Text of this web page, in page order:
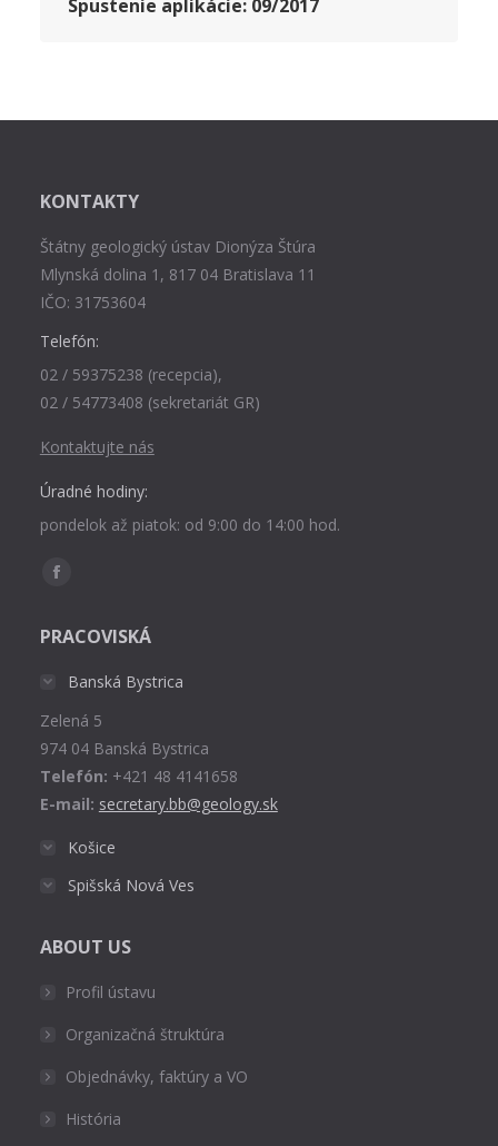
Spustenie aplikácie:09/2017
KONTAKTY
Štátny geologický ústav Dionýza Štúra
Mlynská dolina 1, 817 04 Bratislava 11
IČO: 31753604
Telefón:
02 / 59375238 (recepcia),
02 / 54773408 (sekretariát GR)
Kontaktujte nás
Úradné hodiny:
pondelok až piatok: od 9:00 do 14:00 hod.
Find us on:
Facebook
opens
window
PRACOVISKÁ
Banská Bystrica
Zelená 5
974 04 Banská Bystrica
Telefón: +421 48 4141658
E-mail: secretary.bb@geology.sk
Košice
Spišská Nová Ves
ABOUT US
Profil ústavu
Organizačná štruktúra
Objednávky, faktúry a VO
História